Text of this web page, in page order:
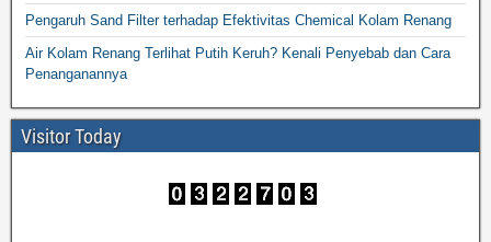
Pengaruh Sand Filter terhadap Efektivitas Chemical Kolam Renang
Air Kolam Renang Terlihat Putih Keruh? Kenali Penyebab dan Cara
Penanganannya
Visitor Today